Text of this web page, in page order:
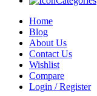
Home
Blog
About Us
Contact Us
Wishlist
Compare
Login / Register